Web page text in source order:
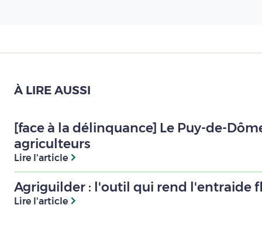
À LIRE AUSSI
[face à la délinquance] Le Puy-de-
agriculteurs
Lire l'article
Agriguilder : l'outil qui rend l'entraide
Lire l'article